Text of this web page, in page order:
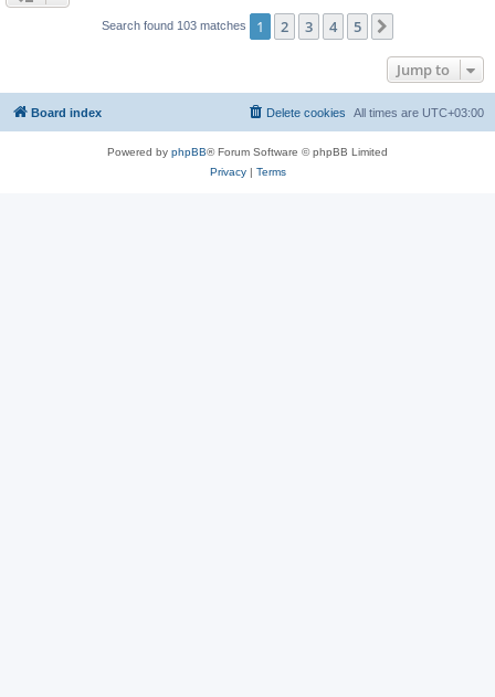
Search found 103 matches 1 2 3 4 5
Jump to
Board index All times are UTC+03:00
Delete cookies
Powered by phpBB® Forum Software © phpBB Limited
Privacy| Terms